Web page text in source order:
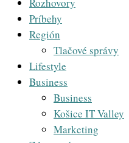
Rozhovory
Príbehy
Región
Tlačové správy
Lifestyle
Business
Business
Košice IT Valley
Marketing